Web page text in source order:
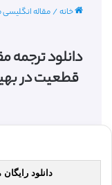
خانه/مقاله انگلیسی
دانلود ترجمه
قطعیت در
دانلود